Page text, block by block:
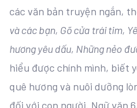
các văn bản truyện ngắn,
và các bạn, Gõ cửa trái tim,
hương yêu dấu, Những nẻo
hiểu được chính mình, biết
quê hương và nuôi dưỡng
đối với con người. Ngữ văn